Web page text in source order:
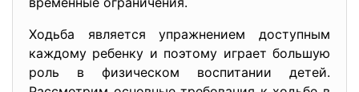
Ходьба является упражнением доступным
каждому ребенку и поэтому играет большую
роль в физическом воспитании детей.